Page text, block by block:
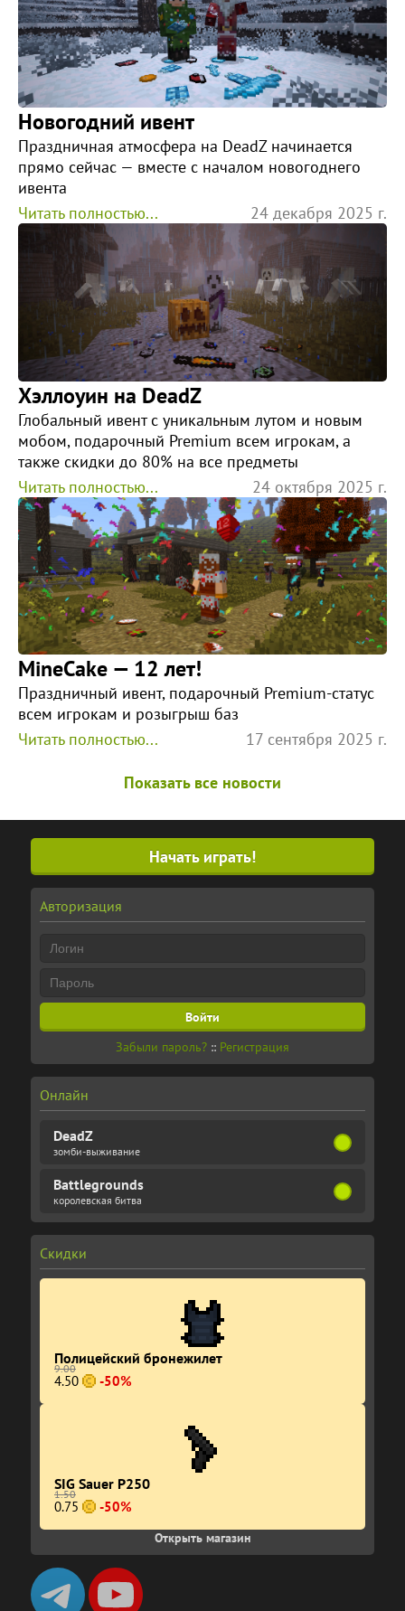
Новогодний ивент
Праздничная атмосфера на DeadZ начинается
прямо сейчас — вместе с началом новогоднего
ивента
Читать полностью...
24 декабря 2025 г.
Хэллоуин на DeadZ
Глобальный ивент с уникальным лутом и новым
мобом, подарочный Premium всем игрокам, а
также скидки до 80% на все предметы
Читать полностью...
24 октября 2025 г.
MineCake — 12 лет!
Праздничный ивент, подарочный Premium-статус
всем игрокам и розыгрыш баз
Читать полностью...
17 сентября 2025 г.
Показать все новости
Начать играть!
Авторизация
Забыли пароль? :: Регистрация
Онлайн
DeadZ
зомби-выживание
Battlegrounds
королевская битва
Скидки
Полицейский бронежилет
9.00
4.50 -50%
SIG Sauer P250
1.50
0.75 -50%
Открыть магазин